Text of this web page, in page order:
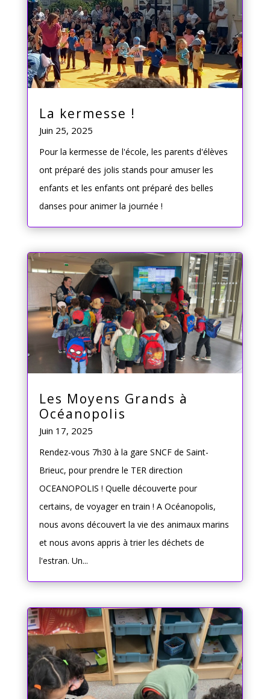
La kermesse !
Juin 25, 2025
Pour la kermesse de l'école, les parents d'élèves
ont préparé des jolis stands pour amuser les
enfants et les enfants ont préparé des belles
danses pour animer la journée !
Les Moyens Grands à
Océanopolis
Juin 17, 2025
Rendez-vous 7h30 à la gare SNCF de Saint-
Brieuc, pour prendre le TER direction
OCEANOPOLIS ! Quelle découverte pour
certains, de voyager en train ! A Océanopolis,
nous avons découvert la vie des animaux marins
et nous avons appris à trier les déchets de
l'estran. Un...